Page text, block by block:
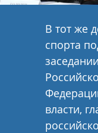
В тот же
спорта
власти,